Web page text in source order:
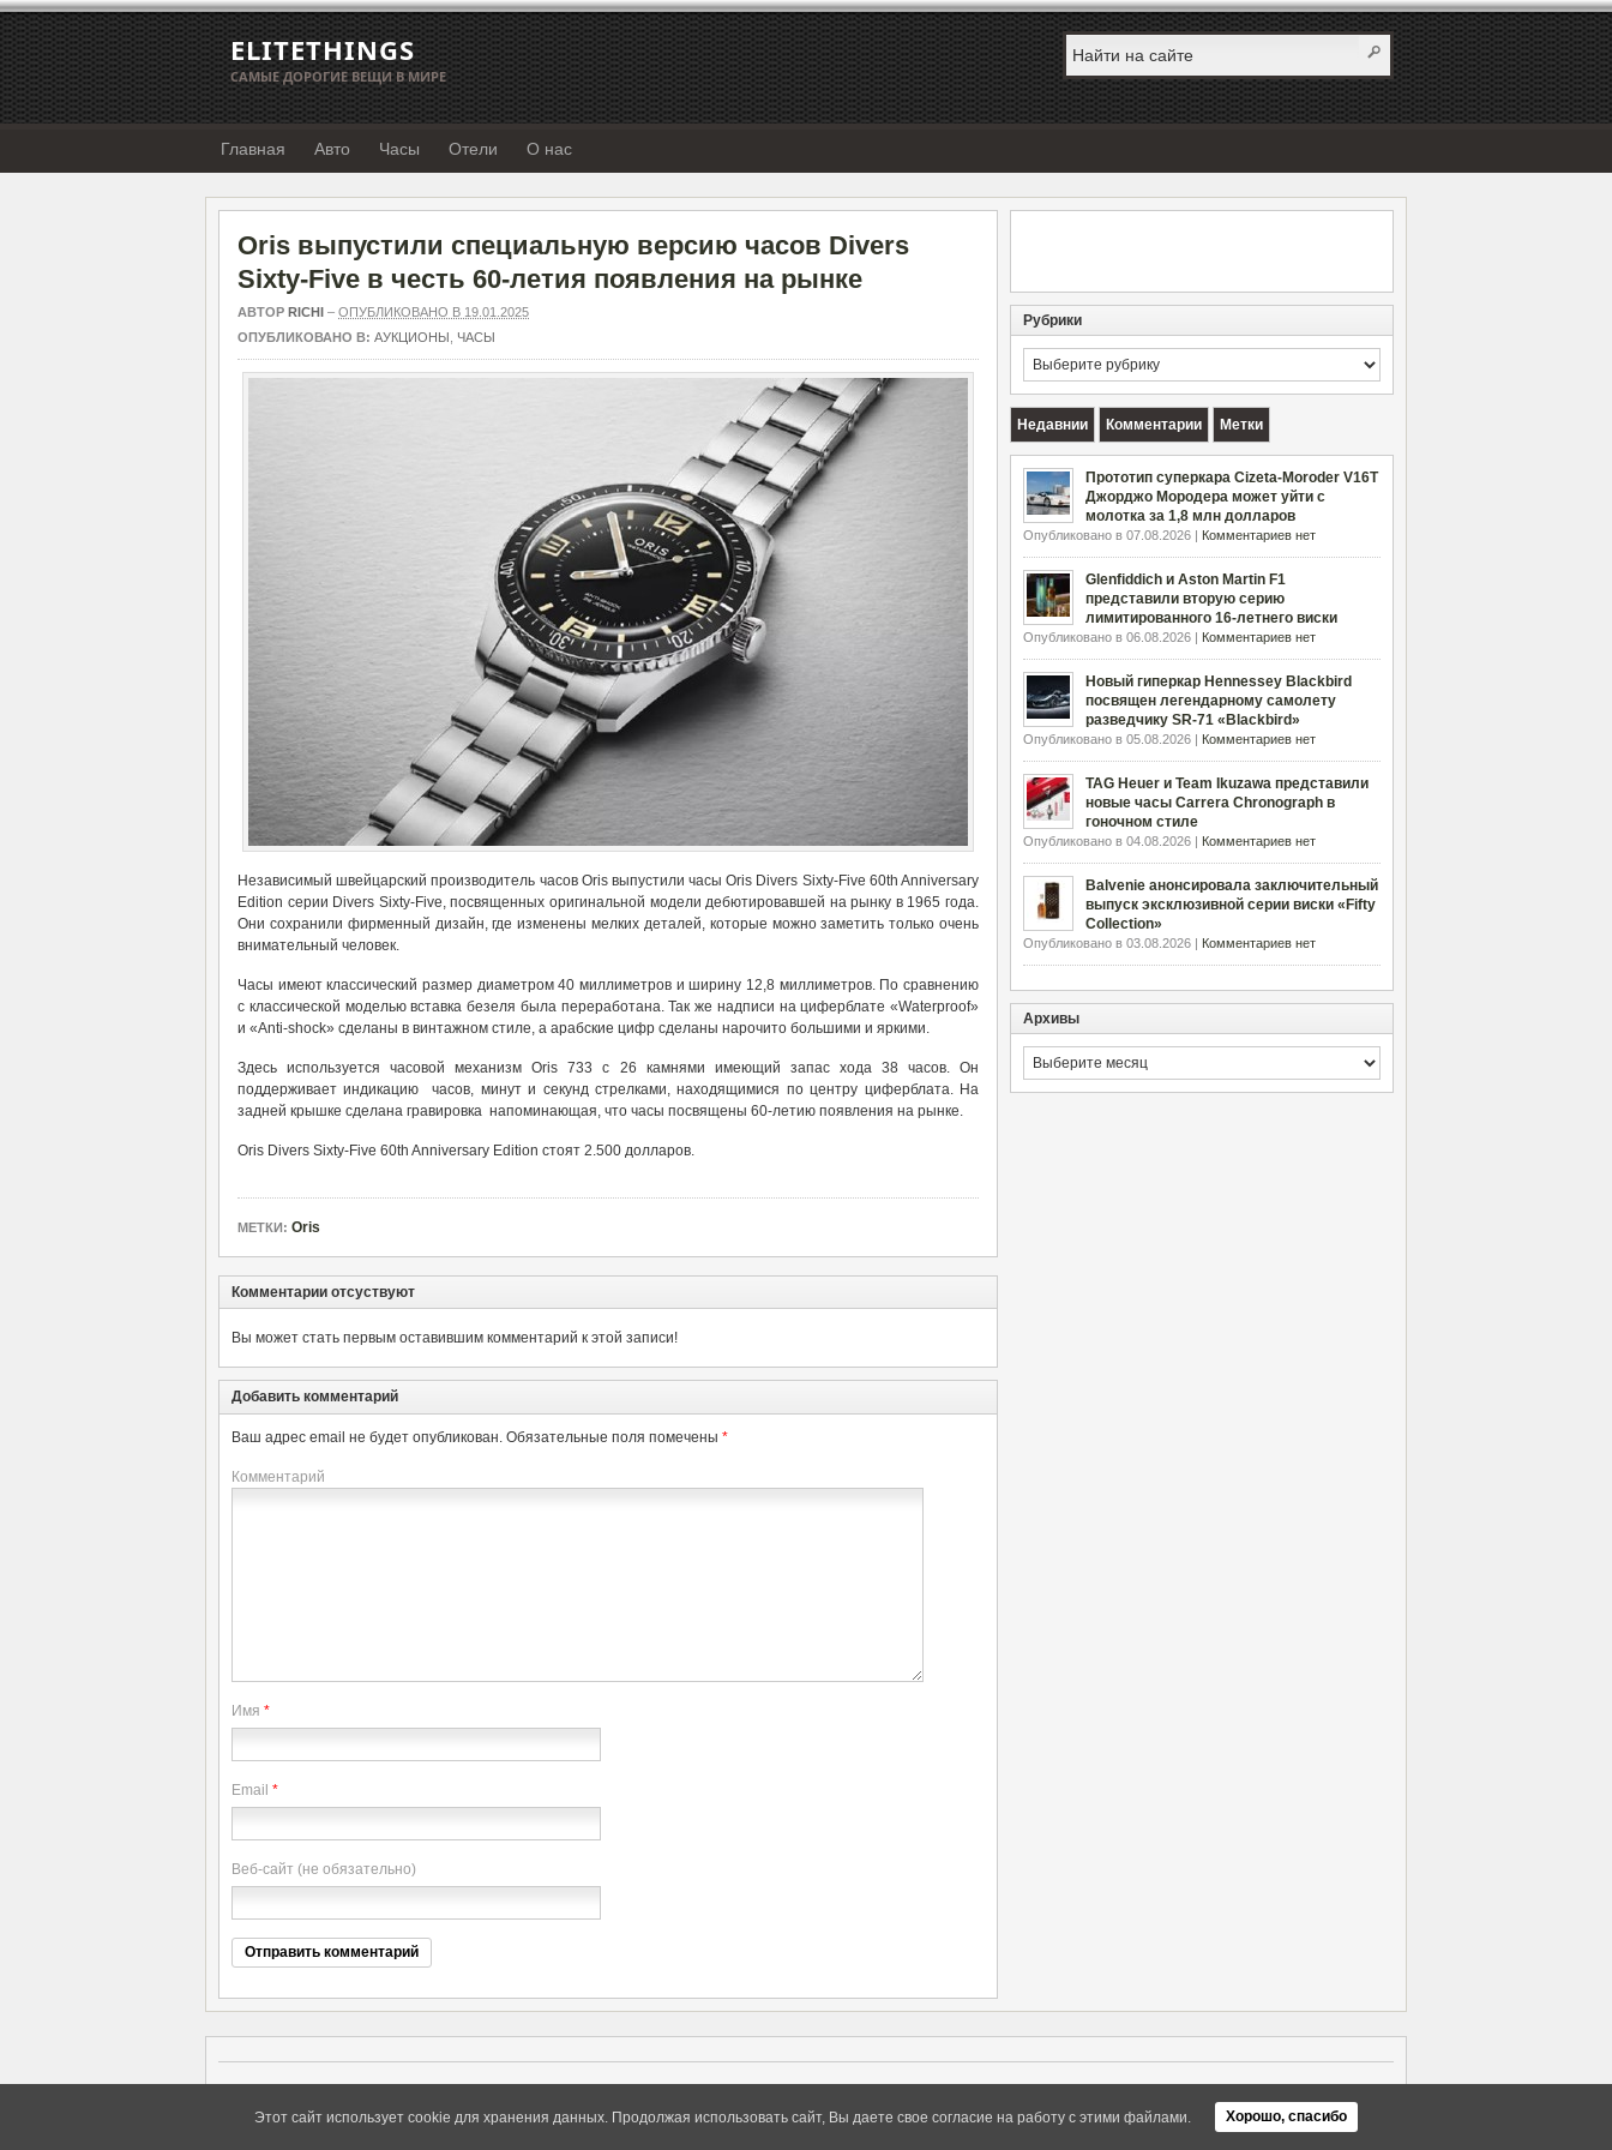
ELITETHINGS
САМЫЕ ДОРОГИЕ ВЕЩИ В МИРЕ
Главная Авто Часы Отели О нас
Oris выпустили специальную версию часов Divers
Sixty-Five в честь 60-летия появления на рынке
АВТОР RICHI – ОПУБЛИКОВАНО В 19.01.2025
ОПУБЛИКОВАНО В: АУКЦИОНЫ ЧАСЫ
Независимый швейцарский производитель часов Oris выпустили часы Oris Divers Sixty-Five 60th Anniversary
Edition серии Divers Sixty-Five, посвященных оригинальной модели дебютировавшей на рынку в 1965 года.
Они сохранили фирменный дизайн, где изменены мелких деталей, которые можно заметить только очень
внимательный человек.
Часы имеют классический размер диаметром 40 миллиметров и ширину 12,8 миллиметров. По сравнению
с классической моделью вставка безеля была переработана. Так же надписи на циферблате «Waterproof»
и «Anti-shock» сделаны в винтажном стиле, а арабские цифр сделаны нарочито большими и яркими.
Здесь используется часовой механизм Oris 733 с 26 камнями имеющий запас хода 38 часов. Он
поддерживает индикацию часов, минут и секунд стрелками, находящимися по центру циферблата. На
задней крышке сделана гравировка напоминающая, что часы посвящены 60-летию появления на рынке.
Oris Divers Sixty-Five 60th Anniversary Edition стоят 2.500 долларов.
МЕТКИ: Oris
Комментарии отсуствуют
Вы может стать первым оставившим комментарий к этой записи!
Добавить комментарий
Ваш адрес email не будет опубликован. Обязательные поля помечены *
Комментарий
Имя *
Email *
Веб-сайт (не обязательно)
Рубрики
Рубрики
Недавнии Комментарии Метки
Прототип суперкара Cizeta-Moroder V16T
Джорджо Мородера может уйти с
молотка за 1,8 млн долларов
Опубликовано в 07.08.2026 | Комментариев нет
Glenfiddich и Aston Martin F1
представили вторую серию
лимитированного 16-летнего виски
Опубликовано в 06.08.2026 | Комментариев нет
Новый гиперкар Hennessey Blackbird
посвящен легендарному самолету
разведчику SR-71 «Blackbird»
Опубликовано в 05.08.2026 | Комментариев нет
TAG Heuer и Team Ikuzawa представили
новые часы Carrera Chronograph в
гоночном стиле
Опубликовано в 04.08.2026 | Комментариев нет
Balvenie анонсировала заключительный
выпуск эксклюзивной серии виски «Fifty
Collection»
Опубликовано в 03.08.2026 | Комментариев нет
Архивы
Архивы
Этот сайт использует cookie для хранения данных. Продолжая использовать сайт, Вы даете свое согласие на работу с этими файлами. Хорошо, спасибо